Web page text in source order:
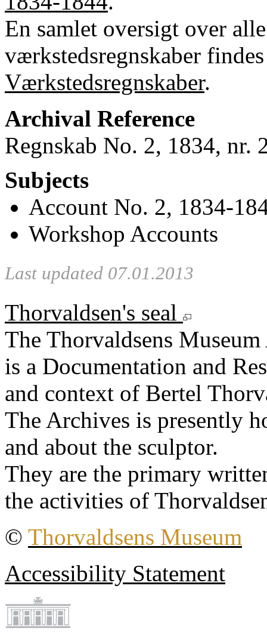
En samlet oversigt over
værkstedsregnskaber
Værkstedsregnskaber.
Archival Reference
Regnskab No. 2, 1834, nr.
Subjects
Account No. 2, 1834-
Workshop Accounts
Last updated 07.01.2013
Thorvaldsen's seal
The Thorvaldsens
is a Documentation and
and context of Bertel
The Archives is presently
and about the sculptor.
They are the primary
the activities of
© Thorvaldsens Museum
Accessibility Statement